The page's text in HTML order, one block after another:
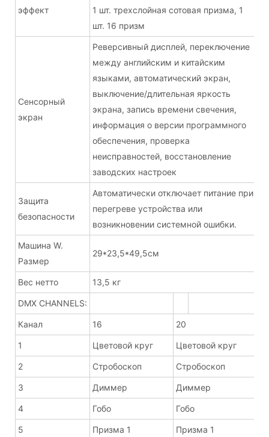
эффект
1 шт. трехслойная сотовая призма, 1
шт. 16 призм
Сенсорный
экран
Реверсивный дисплей, переключение
между английским и китайским
языками, автоматический экран,
выключение/длительная яркость
экрана, запись времени свечения,
информация о версии программного
обеспечения, проверка
неисправностей, восстановление
заводских настроек
Защита
безопасности
Автоматически отключает питание при
перегреве устройства или
возникновении системной ошибки.
Машина W.
Размер
29*23,5*49,5см
Вес нетто 13,5 кг
DMX CHANNELS:
Канал 16 20
1 Цветовой круг Цветовой круг
2 Стробоскоп Стробоскоп
3 Диммер Диммер
4 Гобо Гобо
5 Призма 1 Призма 1